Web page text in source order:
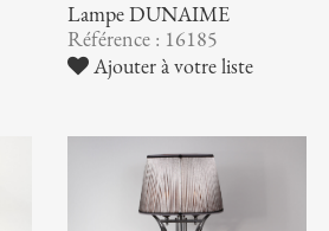
Lampe DUNAIME
Référence : 16185
Ajouter à votre liste